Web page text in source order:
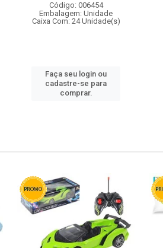
Código: 006454
Embalagem: Unidade
Caixa Com: 24 Unidade(s)
Faça seu login ou
cadastre-se para
comprar.